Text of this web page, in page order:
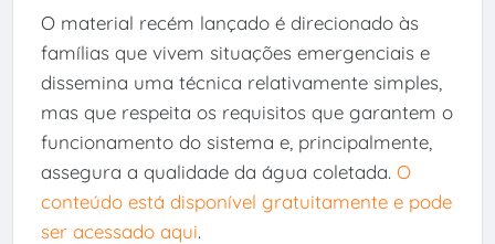
O material recém lançado é direcionado às
famílias que vivem situações emergenciais e
dissemina uma técnica relativamente simples,
mas que respeita os requisitos que garantem o
funcionamento do sistema e, principalmente,
assegura a qualidade da água coletada. O
conteúdo está disponível gratuitamente e pode
ser acessado aqui.